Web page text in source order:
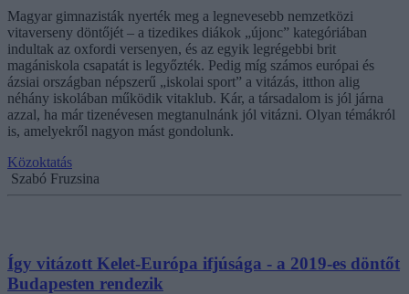
Magyar gimnazisták nyerték meg a legnevesebb nemzetközi
vitaverseny döntőjét – a tizedikes diákok „újonc” kategóriában
indultak az oxfordi versenyen, és az egyik legrégebbi brit
magániskola csapatát is legyőzték. Pedig míg számos európai és
ázsiai országban népszerű „iskolai sport” a vitázás, itthon alig
néhány iskolában működik vitaklub. Kár, a társadalom is jól járna
azzal, ha már tizenévesen megtanulnánk jól vitázni. Olyan témákról
is, amelyekről nagyon mást gondolunk.
Közoktatás
Szabó Fruzsina
Így vitázott Kelet-Európa ifjúsága - a 2019-es döntőt
Budapesten rendezik